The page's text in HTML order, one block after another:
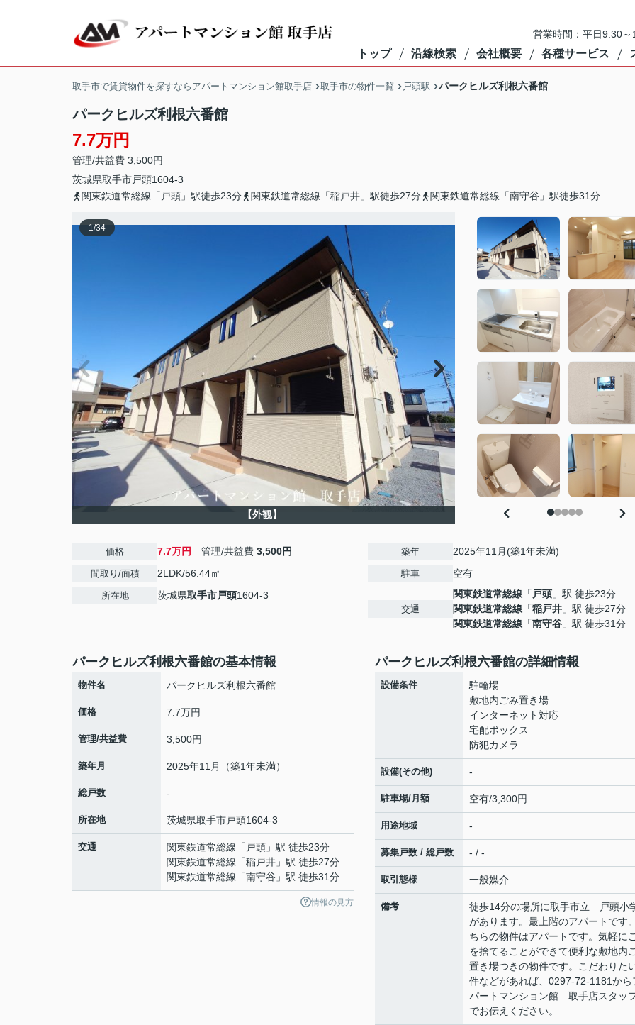
営業時間：平日9:30
トップ 沿線検索 会社概要 各種サービス
取手市で賃貸物件を探すならアパートマンション館取手店 取手市の物件一覧 戸頭駅 パークヒルズ利根六番館
パークヒルズ利根六番館
7.7万円
管理/共益費 3,500円
茨城県取手市戸頭1604‐3
関東鉄道常総線「戸頭」駅徒歩23分
関東鉄道常総線「稲戸井」駅徒歩27分 関東鉄道常総線「南守谷」駅徒歩31分
1/34
【外観】
価格 7.7万円 管理/共益費 3,500円
間取り/面積 2LDK/56.44㎡
所在地 茨城県取手市戸頭1604‐3
築年 2025年11月(築1年未満)
駐車 空有
交通
関東鉄道常総線 「 戸頭 」駅 徒歩23分
関東鉄道常総線 「稲戸井 」駅 徒歩27分
関東鉄道常総線 「南守谷 」駅 徒歩31分
パークヒルズ利根六番館の基本情報
物件名 パークヒルズ利根六番館
価格 7.7万円
管理/共益費 3,500円
築年月 2025年11月（築1年未満）
総戸数 -
所在地 茨城県取手市戸頭1604‐3
交通 関東鉄道常総線 「 戸頭 」駅 徒歩23分
関東鉄道常総線 「稲戸井 」駅 徒歩27分
関東鉄道常総線 「南守谷 」駅 徒歩31分
情報の見方
パークヒルズ利根六番館の詳細情報
設備条件
駐輪場
敷地内ごみ置き場
インターネット対応
宅配ボックス
防犯カメラ
設備(その他) -
駐車場/月額 空有/3,300円
用途地域 -
募集戸数 / 総戸数 - / -
取引態様 一般媒介
備考
徒歩14分の場所に取手市立 戸頭小
があります。最上階のアパートです
ちらの物件はアパートです。気軽に
を捨てることができて便利な敷地内
置き場つきの物件です。こだわりた
件などがあれば、0297-72-1181から
パートマンション館 取手店スタッ
でお伝えください。